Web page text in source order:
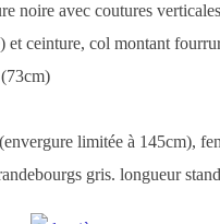
noire avec coutures
et ceinture, col montant
limitée à 145cm),
gris. longueur